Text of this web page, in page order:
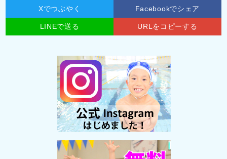
Xでつぶやく Facebookでシェア
LINEで送る URLをコピーする